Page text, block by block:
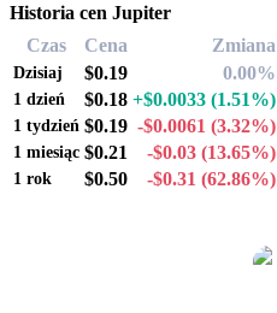
Historia cen Jupiter
Czas
Cena Zmiana
Dzisiaj $0.19 0.00%
1 dzień $0.18 +$0.0033 (1.51%)
1 tydzień $0.19 -$0.0061 (3.32%)
1 miesiąc $0.21 -$0.03 (13.65%)
1 rok $0.50 -$0.31 (62.86%)